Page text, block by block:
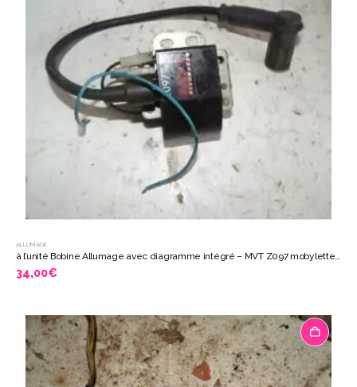
ALLUMAGE
à l’unité Bobine Allumage avec diagramme intégré – MVT Z097 mobylette 7825
34,00€